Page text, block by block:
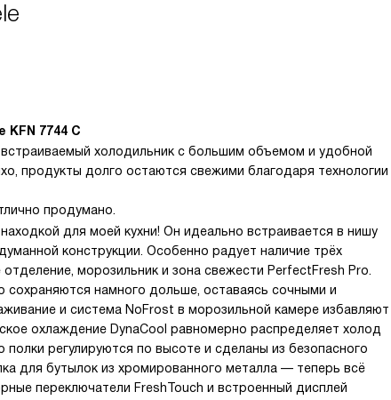
7744 C
холодильник с большим объемом и удобной
продукты долго остаются свежими благодаря технологии
продумано.
для моей кухни! Он идеально встраивается в нишу
конструкции. Особенно радует наличие трёх
морозильник и зона свежести PerfectFresh Pro.
сохраняются намного дольше, оставаясь сочными и
и система NoFrost в морозильной камере избавляют
охлаждение DynaCool равномерно распределяет холод
регулируются по высоте и сделаны из безопасного
для бутылок из хромированного металла — теперь всё
переключатели FreshTouch и встроенный дисплей